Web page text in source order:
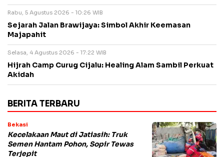
Rabu, 5 Agustus 2026 - 10:26 WIB
Sejarah Jalan Brawijaya: Simbol Akhir Keemasan
Majapahit
Selasa, 4 Agustus 2026 - 17:22 WIB
Hijrah Camp Curug Cijalu: Healing Alam Sambil Perkuat
Akidah
BERITA TERBARU
Bekasi
Kecelakaan Maut di Jatiasih: Truk
Semen Hantam Pohon, Sopir Tewas
Terjepit